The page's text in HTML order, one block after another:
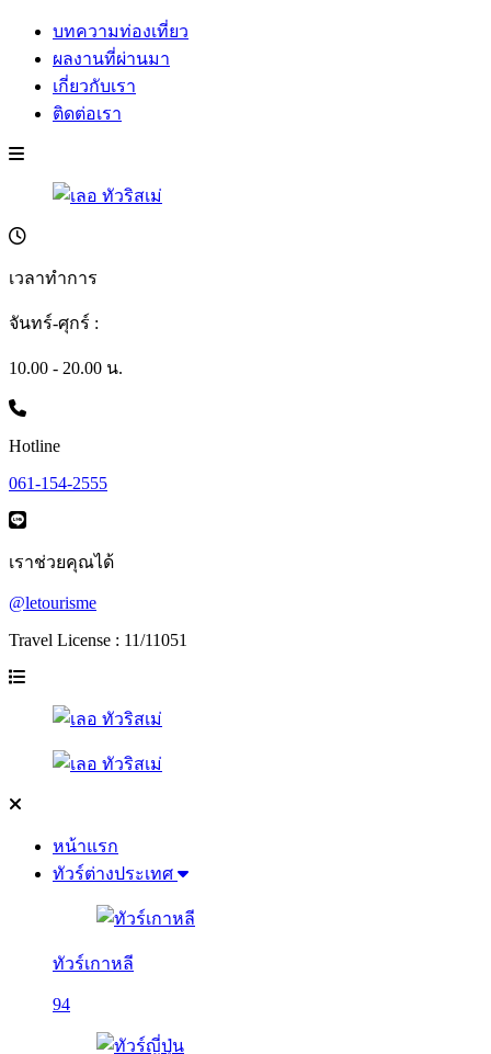
บทความท่องเที่ยว
ผลงานที่ผ่านมา
เกี่ยวกับเรา
ติดต่อเรา
เวลาทำการ
จันทร์-ศุกร์ :
10.00 - 20.00 น.
Hotline
061-154-2555
เราช่วยคุณได้
@letourisme
Travel License : 11/11051
หน้าแรก
ทัวร์ต่างประเทศ
ทัวร์เกาหลี
94